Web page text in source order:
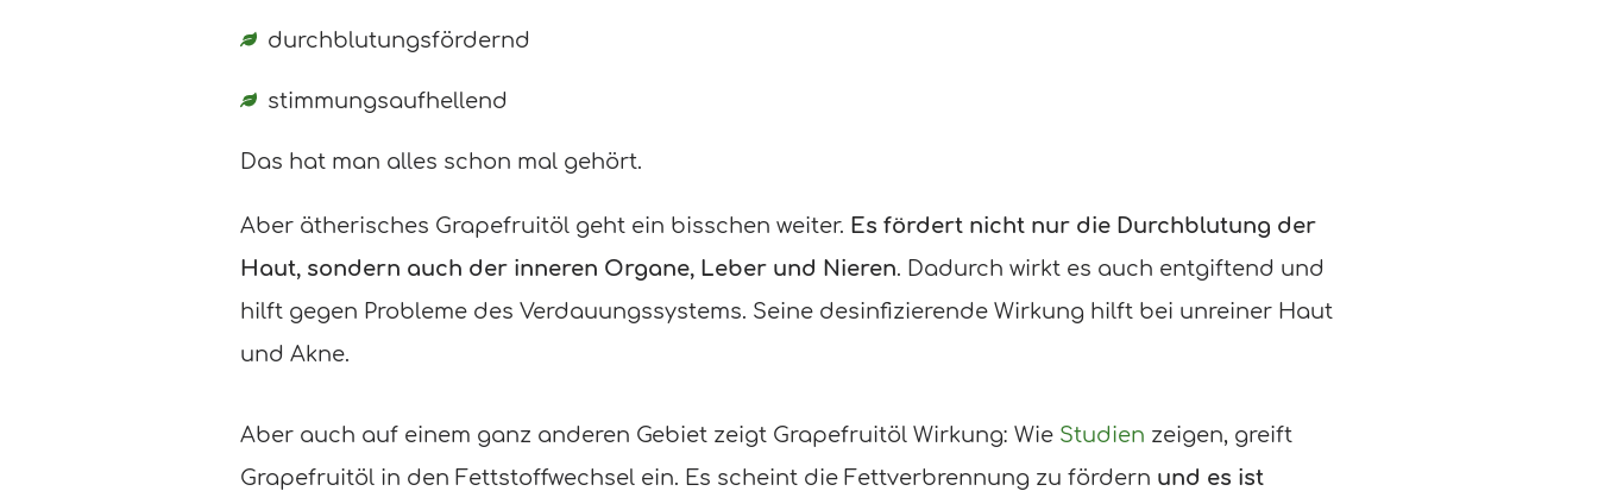
durchblutungsfördernd
stimmungsaufhellend
Das hat man alles schon mal gehört.
Aber ätherisches Grapefruitöl geht ein bisschen weiter. Es fördert nicht nur die Durchblutung der
Haut, sondern auch der inneren Organe, Leber und Nieren. Dadurch wirkt es auch entgiftend und
hilft gegen Probleme des Verdauungssystems. Seine desinfizierende Wirkung hilft bei unreiner Haut
und Akne.
Aber auch auf einem ganz anderen Gebiet zeigt Grapefruitöl Wirkung: Wie Studien zeigen, greift
Grapefruitöl in den Fettstoffwechsel ein. Es scheint die Fettverbrennung zu fördern und es ist